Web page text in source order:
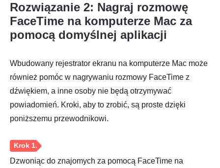
Krok 3.
Rozwiązanie 2: Nagraj rozmowę
FaceTime na komputerze Mac za
pomocą domyślnej aplikacji
Wbudowany rejestrator ekranu na komputerze Mac może
również pomóc w nagrywaniu rozmowy FaceTime z
dźwiękiem, a inne osoby nie będą otrzymywać
powiadomień. Kroki, aby to zrobić, są proste dzięki
poniższemu przewodnikowi.
Dzwoniąc do znajomych za pomocą FaceTime na